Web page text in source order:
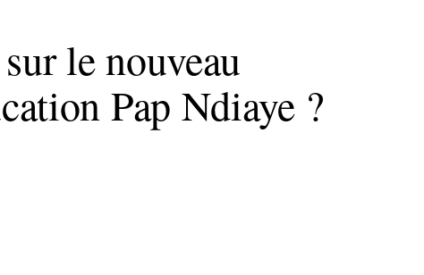
le nouveau
Pap Ndiaye ?